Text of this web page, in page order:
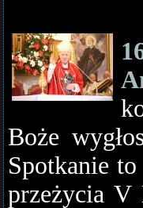
Boże
Spotkanie
przeżycia